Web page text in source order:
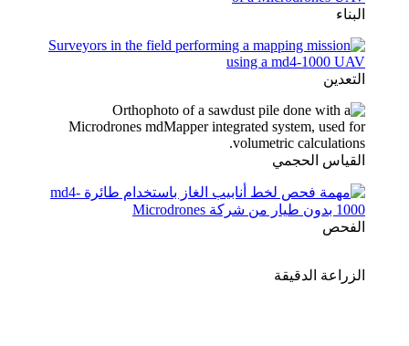
البناء
التعدين
القياس الحجمي
الفحص
الزراعة الدقيقة